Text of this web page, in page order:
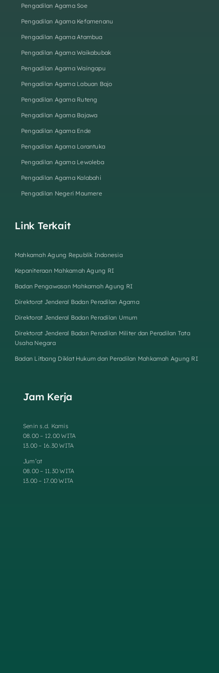
Pengadilan Agama Soe
Pengadilan Agama Kefamenanu
Pengadilan Agama Atambua
Pengadilan Agama Waikabubak
Pengadilan Agama Waingapu
Pengadilan Agama Labuan Bajo
Pengadilan Agama Ruteng
Pengadilan Agama Bajawa
Pengadilan Agama Ende
Pengadilan Agama Larantuka
Pengadilan Agama Lewoleba
Pengadilan Agama Kalabahi
Pengadilan Negeri Maumere
Link Terkait
Mahkamah Agung Republik Indonesia
Kepaniteraan Mahkamah Agung RI
Badan Pengawasan Mahkamah Agung RI
Direktorat Jenderal Badan Peradilan Agama
Direktorat Jenderal Badan Peradilan Umum
Direktorat Jenderal Badan Peradilan Militer dan Peradilan Tata
Usaha Negara
Badan Litbang Diklat Hukum dan Peradilan Mahkamah Agung RI
Jam Kerja
Senin s.d. Kamis
08.00 – 12.00 WITA
13.00 – 16.30 WITA
Jum’at
08.00 – 11.30 WITA
13.00 – 17.00 WITA